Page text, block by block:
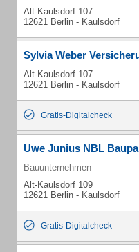
Alt-Kaulsdorf 107
12621 Berlin - Kaulsdorf
Sylvia Weber
Alt-Kaulsdorf 107
12621 Berlin - Kaulsdorf
Gratis-Digitalcheck
Uwe Junius NBL
Bauunternehmen
Alt-Kaulsdorf 109
12621 Berlin - Kaulsdorf
Gratis-Digitalcheck